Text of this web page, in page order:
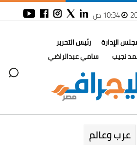
10:34 ص
الإدارة
نجيب
رئيس التحرير
سامي عبدالراضي
عرب وعالم